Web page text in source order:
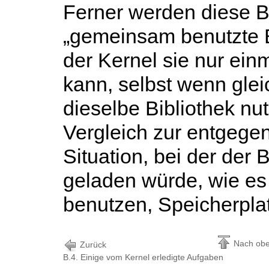
Ferner werden diese
„gemeinsam
der Kernel sie nur
kann, selbst wenn
dieselbe Bibliothek
Vergleich zur
Situation, bei der der
geladen würde, wie
benutzen,
Zurück
B.4. Einige vom Kernel erledigte Aufgaben
Nach